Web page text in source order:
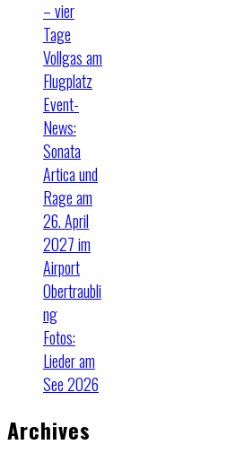
– vier
Tage
Vollgas am
Flugplatz
Event-
News:
Sonata
Artica und
Rage am
26. April
2027 im
Airport
Obertraubli
ng
Fotos:
Lieder am
See 2026
Archives